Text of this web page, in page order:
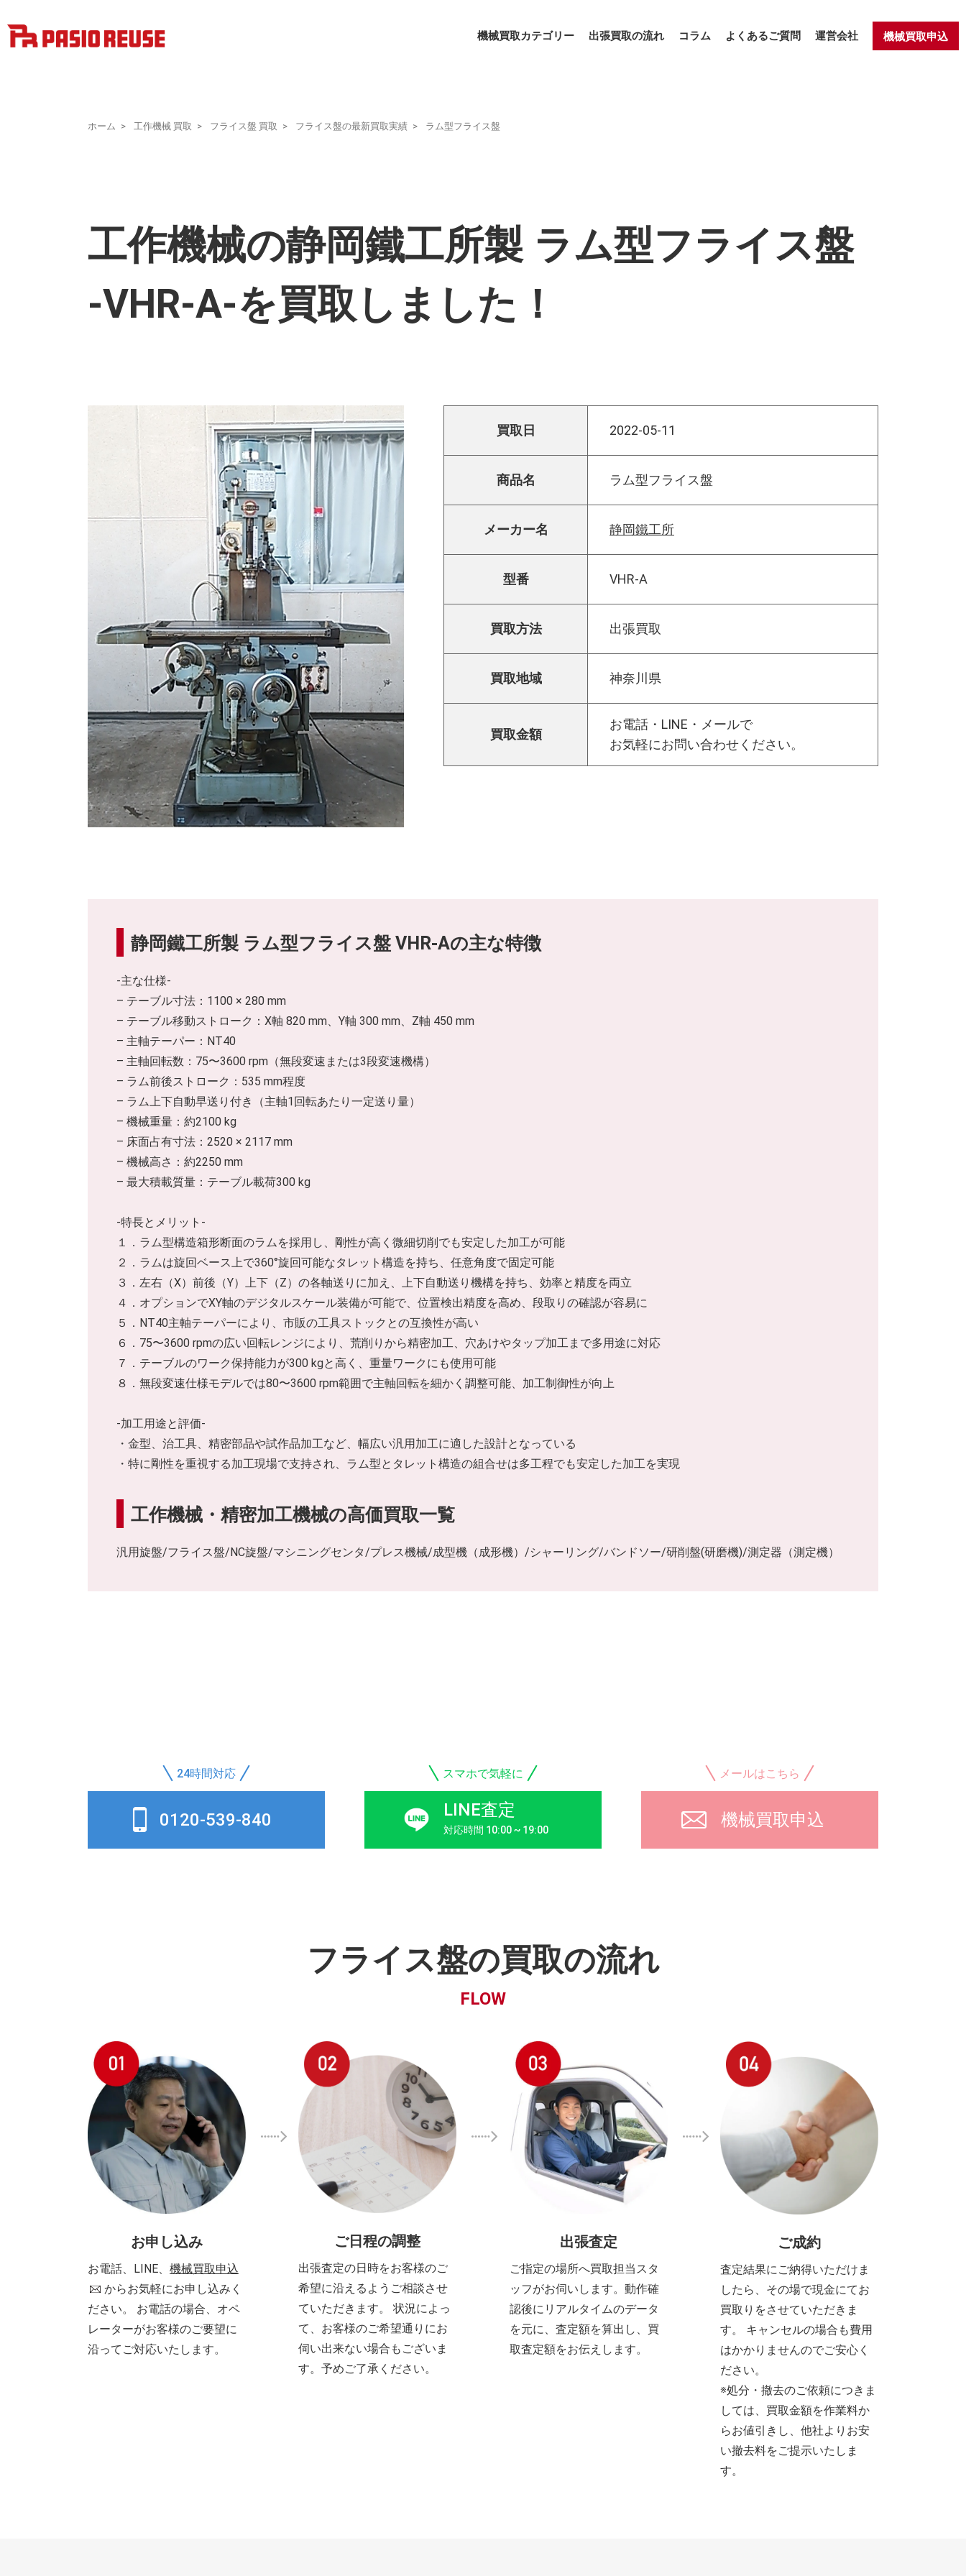
機械買取カテゴリー 出張買取の流れ コラム よくあるご質問 運営会社 機械買取申込
ホーム 工作機械 買取 フライス盤 買取 フライス盤の最新買取実績 ラム型フライス盤
工作機械の静岡鐵工所製 ラム型フライス盤
-VHR-A-を買取しました！
買取日 2022-05-11
商品名 ラム型フライス盤
メーカー名 静岡鐵工所
型番 VHR-A
買取方法 出張買取
買取地域 神奈川県
買取金額
お電話・LINE・メールで
お気軽にお問い合わせください。
静岡鐵工所製 ラム型フライス盤 VHR-Aの主な特徴
-主な仕様-
– テーブル寸法：1100 × 280 mm
– テーブル移動ストローク：X軸 820 mm、Y軸 300 mm、Z軸 450 mm
– 主軸テーパー：NT40
– 主軸回転数：75〜3600 rpm（無段変速または3段変速機構）
– ラム前後ストローク：535 mm程度
– ラム上下自動早送り付き（主軸1回転あたり一定送り量）
– 機械重量：約2100 kg
– 床面占有寸法：2520 × 2117 mm
– 機械高さ：約2250 mm
– 最大積載質量：テーブル載荷300 kg
-特長とメリット-
１．ラム型構造箱形断面のラムを採用し、剛性が高く微細切削でも安定した加工が可能
２．ラムは旋回ベース上で360°旋回可能なタレット構造を持ち、任意角度で固定可能
３．左右（X）前後（Y）上下（Z）の各軸送りに加え、上下自動送り機構を持ち、効率と精度を両立
４．オプションでXY軸のデジタルスケール装備が可能で、位置検出精度を高め、段取りの確認が容易に
５．NT40主軸テーパーにより、市販の工具ストックとの互換性が高い
６．75〜3600 rpmの広い回転レンジにより、荒削りから精密加工、穴あけやタップ加工まで多用途に対応
７．テーブルのワーク保持能力が300 kgと高く、重量ワークにも使用可能
８．無段変速仕様モデルでは80〜3600 rpm範囲で主軸回転を細かく調整可能、加工制御性が向上
-加工用途と評価-
・金型、治工具、精密部品や試作品加工など、幅広い汎用加工に適した設計となっている
・特に剛性を重視する加工現場で支持され、ラム型とタレット構造の組合せは多工程でも安定した加工を実現
工作機械・精密加工機械の高価買取一覧
汎用旋盤/フライス盤/NC旋盤/マシニングセンタ/プレス機械/成型機（成形機）/シャーリング/バンドソー/研削盤(研磨機)/測定器（測定機）
24時間対応
0120-539-840
スマホで気軽に
LINE査定
対応時間 10:00 ~ 19:00
メールはこちら
機械買取申込
フライス盤の買取の流れ
FLOW
お申し込み
お電話、LINE、 機械買取申込
からお気軽にお申し込みく
ださい。 お電話の場合、オペ
レーターがお客様のご要望に
沿ってご対応いたします。
ご日程の調整
出張査定の日時をお客様のご
希望に沿えるようご相談させ
ていただきます。 状況によっ
て、お客様のご希望通りにお
伺い出来ない場合もございま
す。予めご了承ください。
出張査定
ご指定の場所へ買取担当スタ
ッフがお伺いします。動作確
認後にリアルタイムのデータ
を元に、査定額を算出し、買
取査定額をお伝えします。
ご成約
査定結果にご納得いただけま
したら、その場で現金にてお
買取りをさせていただきま
す。 キャンセルの場合も費用
はかかりませんのでご安心く
ださい。
※処分・撤去のご依頼につきま
しては、買取金額を作業料か
らお値引きし、他社よりお安
い撤去料をご提示いたしま
す。